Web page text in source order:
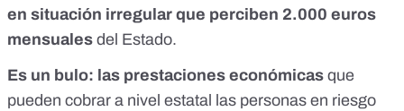
en situación irregular que perciben 2.000 euros
mensuales del Estado.
Es un bulo: las prestaciones económicas que
pueden cobrar a nivel estatal las personas en riesgo